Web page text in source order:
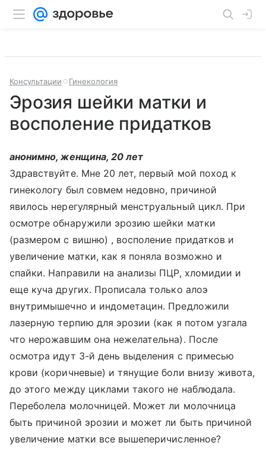
Консультации Гинекология
Эрозия шейки матки и
восполение придатков
анонимно, женщина, 20 лет
Здравствуйте. Мне 20 лет, первый мой поход к
гинекологу был совмем недовно, причиной
явилось нерегулярный менструальный цикл. При
осмотре обнаружили эрозию шейки матки
(размером с вишню) , восполение придатков и
увеличение матки, как я поняла возможно и
спайки. Направили на анализы ПЦР, хломидии и
еще куча других. Прописала только алоэ
внутримышечно и индометацин. Предложили
лазерную терпию для эрозии (как я потом узгала
что нерожавшим она нежелательна). После
осмотра идут 3-й день выделения с примесью
крови (коричневые) и тянущие боли внизу живота,
до этого между циклами такого не наблюдала.
Переболела молочницей. Может ли молочница
быть причиной эрозии и может ли быть причиной
увеличение матки все вышеперичисленное?